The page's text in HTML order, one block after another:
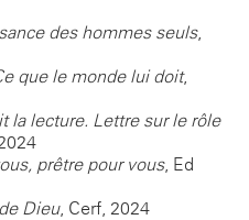
des hommes seuls,
que le monde lui doit,
la lecture. Lettre sur le rôle
prêtre pour vous, Ed
Dieu, Cerf, 2024